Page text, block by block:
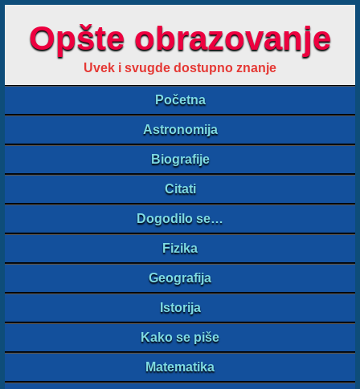
Opšte obrazovanje
Uvek i svugde dostupno znanje
Početna
Astronomija
Biografije
Citati
Dogodilo se…
Fizika
Geografija
Istorija
Kako se piše
Matematika